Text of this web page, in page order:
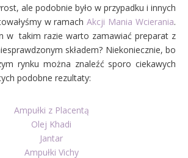
ale podobnie było w przypadku i innych
w ramachAkcji Mania Wcierania.
w takim razie warto zamawiać preparat z
składem? Niekoniecznie, bo
rynku można znaleźć sporo ciekawych
podobne rezultaty:
Ampułki z Placentą
Olej Khadi
Jantar
Ampułki Vichy